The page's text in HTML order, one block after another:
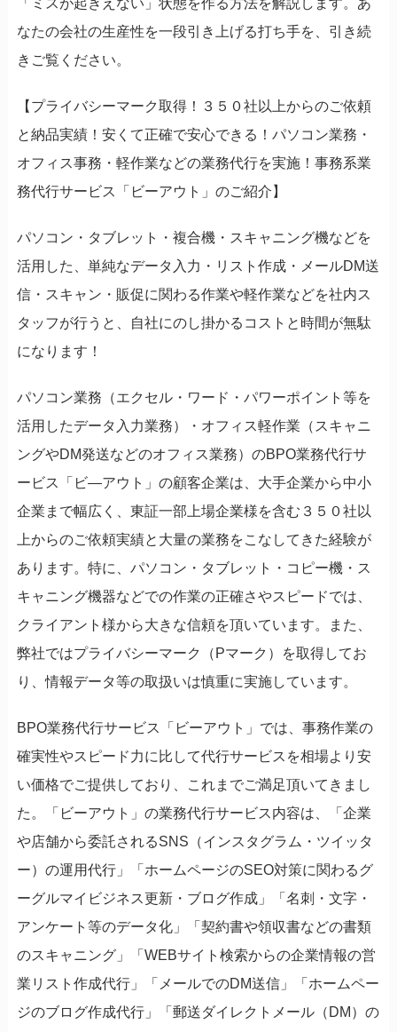
「ミスが起きえない」状態を作る方法を解説します。あ
なたの会社の生産性を一段引き上げる打ち手を、引き続
きご覧ください。
【プライバシーマーク取得！３５０社以上からのご依頼
と納品実績！安くて正確で安心できる！パソコン業務・
オフィス事務・軽作業などの業務代行を実施！事務系業
務代行サービス「ビーアウト」のご紹介】
パソコン・タブレット・複合機・スキャニング機などを
活用した、単純なデータ入力・リスト作成・メールDM送
信・スキャン・販促に関わる作業や軽作業などを社内ス
タッフが行うと、自社にのし掛かるコストと時間が無駄
になります！
パソコン業務（エクセル・ワード・パワーポイント等を
活用したデータ入力業務）・オフィス軽作業（スキャニ
ングやDM発送などのオフィス業務）のBPO業務代行サ
ービス「ビ―アウト」の顧客企業は、大手企業から中小
企業まで幅広く、東証一部上場企業様を含む３５０社以
上からのご依頼実績と大量の業務をこなしてきた経験が
あります。特に、パソコン・タブレット・コピー機・ス
キャニング機器などでの作業の正確さやスピードでは、
クライアント様から大きな信頼を頂いています。また、
弊社ではプライバシーマーク（Pマーク）を取得してお
り、情報データ等の取扱いは慎重に実施しています。
BPO業務代行サービス「ビーアウト」では、事務作業の
確実性やスピード力に比して代行サービスを相場より安
い価格でご提供しており、これまでご満足頂いてきまし
た。「ビーアウト」の業務代行サービス内容は、「企業
や店舗から委託されるSNS（インスタグラム・ツイッタ
ー）の運用代行」「ホームページのSEO対策に関わるグ
ーグルマイビジネス更新・ブログ作成」「名刺・文字・
アンケート等のデータ化」「契約書や領収書などの書類
のスキャニング」「WEBサイト検索からの企業情報の営
業リスト作成代行」「メールでのDM送信」「ホームペー
ジのブログ作成代行」「郵送ダイレクトメール（DM）の